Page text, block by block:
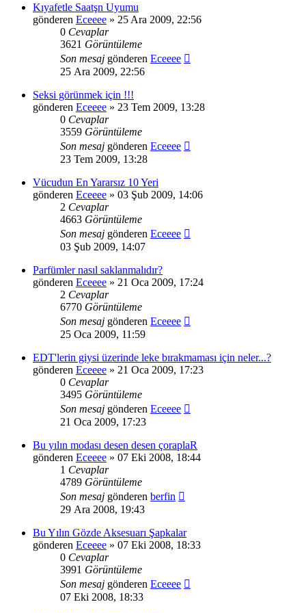
Kıyafetle Saatşn Uyumu
gönderen Eceeee » 25 Ara 2009, 22:56
0 Cevaplar
3621 Görüntüleme
Son mesaj gönderen Eceeee
25 Ara 2009, 22:56
Seksi görünmek için !!!
gönderen Eceeee » 23 Tem 2009, 13:28
0 Cevaplar
3559 Görüntüleme
Son mesaj gönderen Eceeee
23 Tem 2009, 13:28
Vücudun En Yararsız 10 Yeri
gönderen Eceeee » 03 Şub 2009, 14:06
2 Cevaplar
4663 Görüntüleme
Son mesaj gönderen Eceeee
03 Şub 2009, 14:07
Parfümler nasıl saklanmalıdır?
gönderen Eceeee » 21 Oca 2009, 17:24
2 Cevaplar
6770 Görüntüleme
Son mesaj gönderen Eceeee
25 Oca 2009, 11:59
EDT'lerin giysi üzerinde leke bırakmaması için neler...?
gönderen Eceeee » 21 Oca 2009, 17:23
0 Cevaplar
3495 Görüntüleme
Son mesaj gönderen Eceeee
21 Oca 2009, 17:23
Bu yılın modası desen desen çoraplaR
gönderen Eceeee » 07 Eki 2008, 18:44
1 Cevaplar
4789 Görüntüleme
Son mesaj gönderen berfin
29 Ara 2008, 19:43
Bu Yılın Gözde Aksesuarı Şapkalar
gönderen Eceeee » 07 Eki 2008, 18:33
0 Cevaplar
3991 Görüntüleme
Son mesaj gönderen Eceeee
07 Eki 2008, 18:33